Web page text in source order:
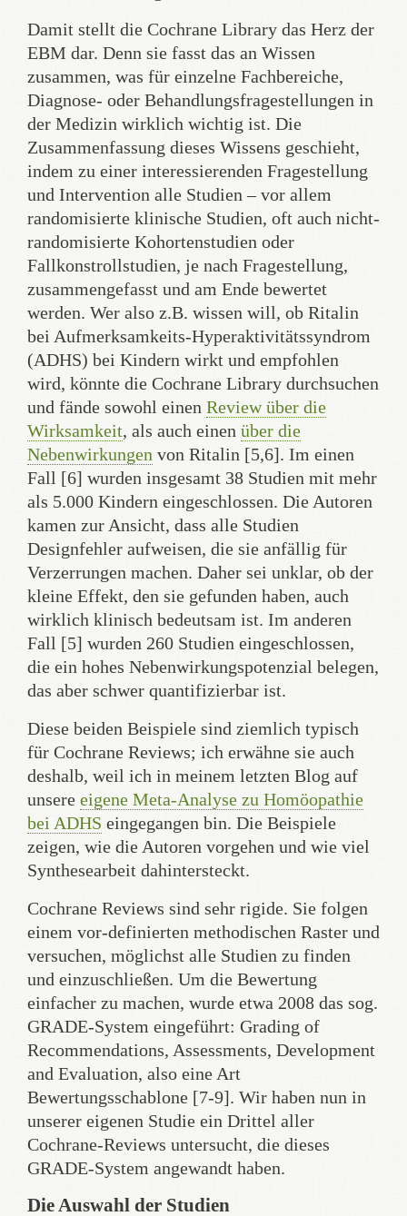
Damit stellt die Cochrane Library das Herz der
EBM dar. Denn sie fasst das an Wissen
zusammen, was für einzelne Fachbereiche,
Diagnose- oder Behandlungsfragestellungen in
der Medizin wirklich wichtig ist. Die
Zusammenfassung dieses Wissens geschieht,
indem zu einer interessierenden Fragestellung
und Intervention alle Studien – vor allem
randomisierte klinische Studien, oft auch nicht-
randomisierte Kohortenstudien oder
Fallkonstrollstudien, je nach Fragestellung,
zusammengefasst und am Ende bewertet
werden. Wer also z.B. wissen will, ob Ritalin
bei Aufmerksamkeits-Hyperaktivitätssyndrom
(ADHS) bei Kindern wirkt und empfohlen
wird, könnte die Cochrane Library durchsuchen
und fände sowohl einen Review über die
Wirksamkeit, als auch einen über die
Nebenwirkungen von Ritalin [5,6]. Im einen
Fall [6] wurden insgesamt 38 Studien mit mehr
als 5.000 Kindern eingeschlossen. Die Autoren
kamen zur Ansicht, dass alle Studien
Designfehler aufweisen, die sie anfällig für
Verzerrungen machen. Daher sei unklar, ob der
kleine Effekt, den sie gefunden haben, auch
wirklich klinisch bedeutsam ist. Im anderen
Fall [5] wurden 260 Studien eingeschlossen,
die ein hohes Nebenwirkungspotenzial belegen,
das aber schwer quantifizierbar ist.
Diese beiden Beispiele sind ziemlich typisch
für Cochrane Reviews; ich erwähne sie auch
deshalb, weil ich in meinem letzten Blog auf
unsere eigene Meta-Analyse zu Homöopathie
bei ADHS eingegangen bin. Die Beispiele
zeigen, wie die Autoren vorgehen und wie viel
Synthesearbeit dahintersteckt.
Cochrane Reviews sind sehr rigide. Sie folgen
einem vor-definierten methodischen Raster und
versuchen, möglichst alle Studien zu finden
und einzuschließen. Um die Bewertung
einfacher zu machen, wurde etwa 2008 das sog.
GRADE-System eingeführt: Grading of
Recommendations, Assessments, Development
and Evaluation, also eine Art
Bewertungsschablone [7-9]. Wir haben nun in
unserer eigenen Studie ein Drittel aller
Cochrane-Reviews untersucht, die dieses
GRADE-System angewandt haben.
Die Auswahl der Studien